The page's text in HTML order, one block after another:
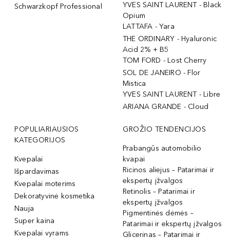
Schwarzkopf Professional
YVES SAINT LAURENT - Black
Opium
LATTAFA - Yara
THE ORDINARY - Hyaluronic
Acid 2% + B5
TOM FORD - Lost Cherry
SOL DE JANEIRO - Flor
Mistica
YVES SAINT LAURENT - Libre
ARIANA GRANDE - Cloud
POPULIARIAUSIOS
KATEGORIJOS
Kvepalai
Išpardavimas
Kvepalai moterims
Dekoratyvinė kosmetika
Nauja
Super kaina
Kvepalai vyrams
GROŽIO TENDENCIJOS
Prabangūs automobilio
kvapai
Ricinos aliejus – Patarimai ir
ekspertų įžvalgos
Retinolis – Patarimai ir
ekspertų įžvalgos
Pigmentinės dėmės –
Patarimai ir ekspertų įžvalgos
Glicerinas – Patarimai ir